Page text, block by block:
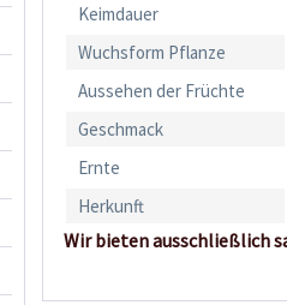
Keimdauer
Wuchsform Pflanze
Aussehen der Früchte
Geschmack
Ernte
Herkunft
Wir bieten ausschließlich